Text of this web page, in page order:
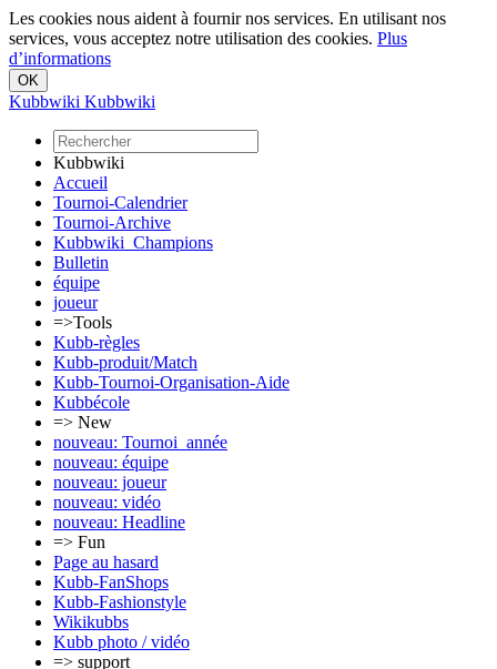
Les cookies nous aident à fournir nos services. En utilisant nos
services, vous acceptez notre utilisation des cookies. Plus
d’informations
Kubbwiki Kubbwiki
Kubbwiki
Accueil
Tournoi-Calendrier
Tournoi-Archive
Kubbwiki_Champions
Bulletin
équipe
joueur
=>Tools
Kubb-règles
Kubb-produit/Match
Kubb-Tournoi-Organisation-Aide
Kubbécole
=> New
nouveau: Tournoi_année
nouveau: équipe
nouveau: joueur
nouveau: vidéo
nouveau: Headline
=> Fun
Page au hasard
Kubb-FanShops
Kubb-Fashionstyle
Wikikubbs
Kubb photo / vidéo
=> support